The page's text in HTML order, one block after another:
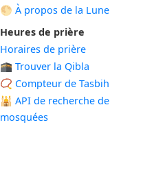
🌕 À propos de la Lune
Heures de prière
Horaires de prière
🕋 Trouver la Qibla
📿 Compteur de Tasbih
🕌 API de recherche de
mosquées